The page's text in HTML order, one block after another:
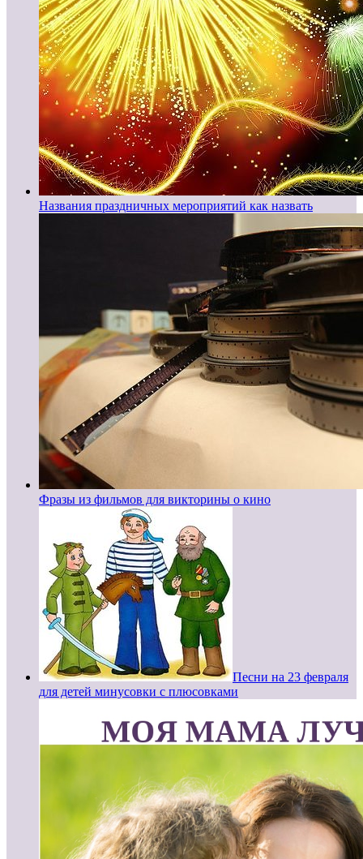
Названия праздничных мероприятий как назвать
Фразы из фильмов для викторины о кино
Песни на 23 февраля
для детей минусовки с плюсовками